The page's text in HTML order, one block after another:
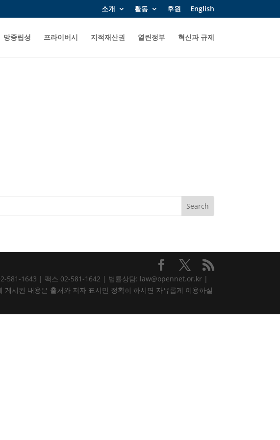
소개 활동 후원 English
망중립성 프라이버시 지적재산권 열린정부 혁신과 규제
581-1643 | 팩스 02-581-1642 | 법률상담: law@opennet.or.kr |
시된 내용은 출처와 저자 표시만 정확히 하시면 자유롭게 이용하실